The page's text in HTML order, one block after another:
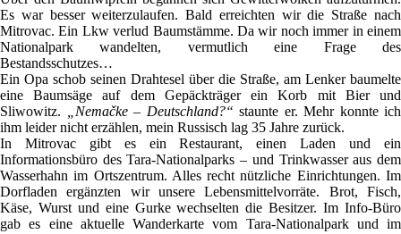
Es war besser weiterzulaufen. Bald erreichten wir die Straße nach
Mitrovac. Ein Lkw verlud Baumstämme. Da wir noch immer in einem
Nationalpark wandelten, vermutlich eine Frage des
Bestandsschutzes…
Ein Opa schob seinen Drahtesel über die Straße, am Lenker baumelte
eine Baumsäge auf dem Gepäckträger ein Korb mit Bier und
Sliwowitz.
„Nemačke – Deutschland?“ staunte er. Mehr konnte ich
ihm leider nicht erzählen, mein Russisch lag 35 Jahre zurück.
In Mitrovac gibt es ein Restaurant, einen Laden und ein
Informationsbüro des Tara-Nationalparks – und Trinkwasser aus dem
Wasserhahn im Ortszentrum. Alles recht nützliche Einrichtungen. Im
Dorfladen ergänzten wir unsere Lebensmittelvorräte. Brot, Fisch,
Käse, Wurst und eine Gurke wechselten die Besitzer. Im Info-Büro
gab es eine aktuelle Wanderkarte vom Tara-Nationalpark und im